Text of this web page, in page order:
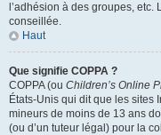
l’adhésion à des groupes, etc.
conseillée.
Haut
Que signifie COPPA ?
COPPA (ou Children’s Online
États-Unis qui dit que les sites
mineurs de moins de 13 ans
(ou d’un tuteur légal) pour la